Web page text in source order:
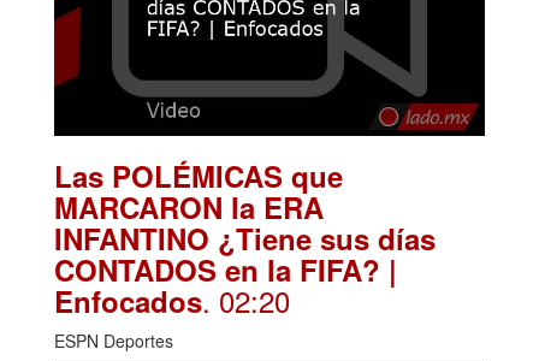
Las POLÉMICAS que
MARCARON la ERA
INFANTINO ¿Tiene sus días
CONTADOS en la FIFA? |
Enfocados. 02:20
ESPN Deportes